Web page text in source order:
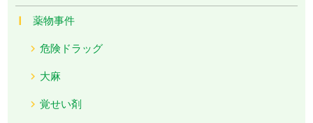
薬物事件
危険ドラッグ
大麻
覚せい剤